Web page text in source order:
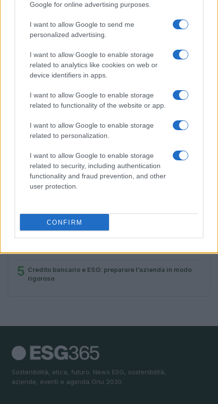
Google for online advertising purposes.
I want to allow Google to send me
personalized advertising.
I want to allow Google to enable storage
related to analytics like cookies on web or
device identifiers in apps.
I want to allow Google to enable storage
related to functionality of the website or app.
I want to allow Google to enable storage
related to personalization.
I want to allow Google to enable storage
related to security, including authentication
functionality and fraud prevention, and other
user protection.
CONFIRM
Bilancio di sostenibilità aziendale: dal dato al racconto
PIÙ LETTI
Finanza sostenibile e dati ESG: l’impatto sulle imprese
italiane
Retention nel settore finanziario: soluzioni per
Bilancio di sostenibilità aziendale: dal dato al racconto
4
5 Credito bancario e ESG: preparare l’azienda in modo
rigoroso
Sostenibilità, etica, futuro. News ESG, sostenibilità,
aziende, eventi e agenda Onu 2030.